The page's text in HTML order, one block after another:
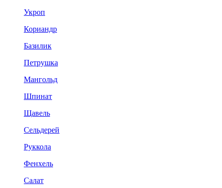
Укроп
Кориандр
Базилик
Петрушка
Мангольд
Шпинат
Щавель
Сельдерей
Руккола
Фенхель
Салат